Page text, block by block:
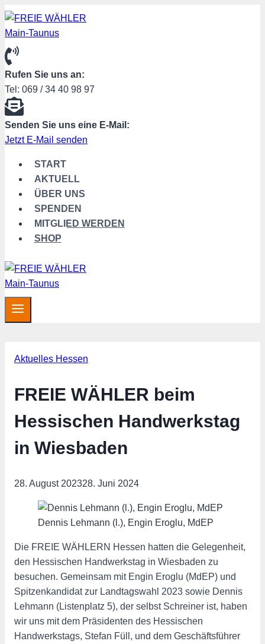
Zum
Rufen Sie uns an:
Tel: 069 / 34 40 98 97
Senden Sie uns eine E-Mail:
Jetzt E-Mail senden
START
AKTUELL
ÜBER UNS
SPENDEN
MITGLIED WERDEN
SHOP
Aktuelles Hessen
FREIE WÄHLER beim
Hessischen Handwerkstag
in Wiesbaden
28. August 202328. Juni 2024
Dennis Lehmann (l.), Engin Eroglu, MdEP
Die FREIE WÄHLERN Hessen hatten die Gelegenheit,
den Hessischen Handwerkstag in Wiesbaden zu
besuchen. Gemeinsam mit Engin Eroglu (MdEP) und
Spitzenkandidat zur Landtagswahl 2023 sowie Dennis
Lehmann (Listenplatz 5), der selbst Schreiner ist, haben
wir uns mit dem Präsidenten des Hessischen
Handwerkstags, Stefan Füll, und dem Geschäftsführer